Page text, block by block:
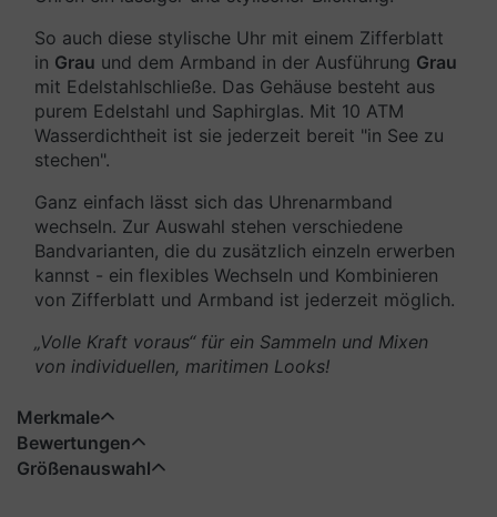
So auch diese stylische Uhr mit einem Zifferblatt
in Grau und dem Armband in der Ausführung Grau
mit Edelstahlschließe. Das Gehäuse besteht aus
purem Edelstahl und Saphirglas. Mit 10 ATM
Wasserdichtheit ist sie jederzeit bereit "in See zu
stechen".
Ganz einfach lässt sich das Uhrenarmband
wechseln. Zur Auswahl stehen verschiedene
Bandvarianten, die du zusätzlich einzeln erwerben
kannst - ein flexibles Wechseln und Kombinieren
von Zifferblatt und Armband ist jederzeit möglich.
„Volle Kraft voraus“ für ein Sammeln und Mixen
von individuellen, maritimen Looks!
Merkmale
Bewertungen
Größenauswahl